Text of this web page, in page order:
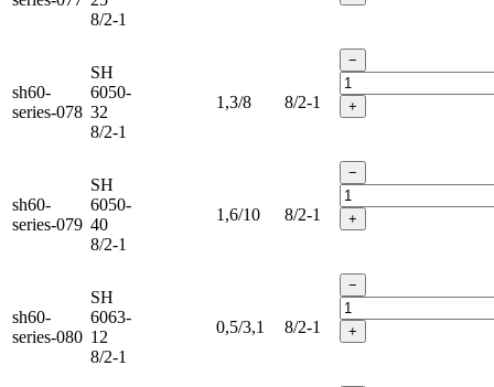
8/2-1
sh60-
series-078
SH
6050-
32
8/2-1
1,3/8 8/2-1
−
+
sh60-
series-079
SH
6050-
40
8/2-1
1,6/10 8/2-1
−
+
sh60-
series-080
SH
6063-
12
8/2-1
0,5/3,1 8/2-1
−
+